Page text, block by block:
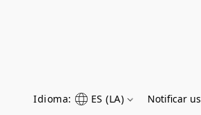
Idioma: ES (LA) Notificar